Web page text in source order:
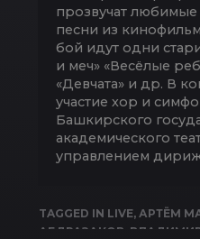
прозвучат
песни из
бой идут одни
и меч» «Весёлые
«Девчата» и др. В
участие хор и
Башкирского
академического
управлением
TAGGED IN LIVE, АРТЁМ
АБДРАЗАКОВ